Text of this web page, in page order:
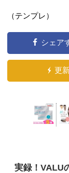
（テンプレ）
シェア
更
実録！VALU